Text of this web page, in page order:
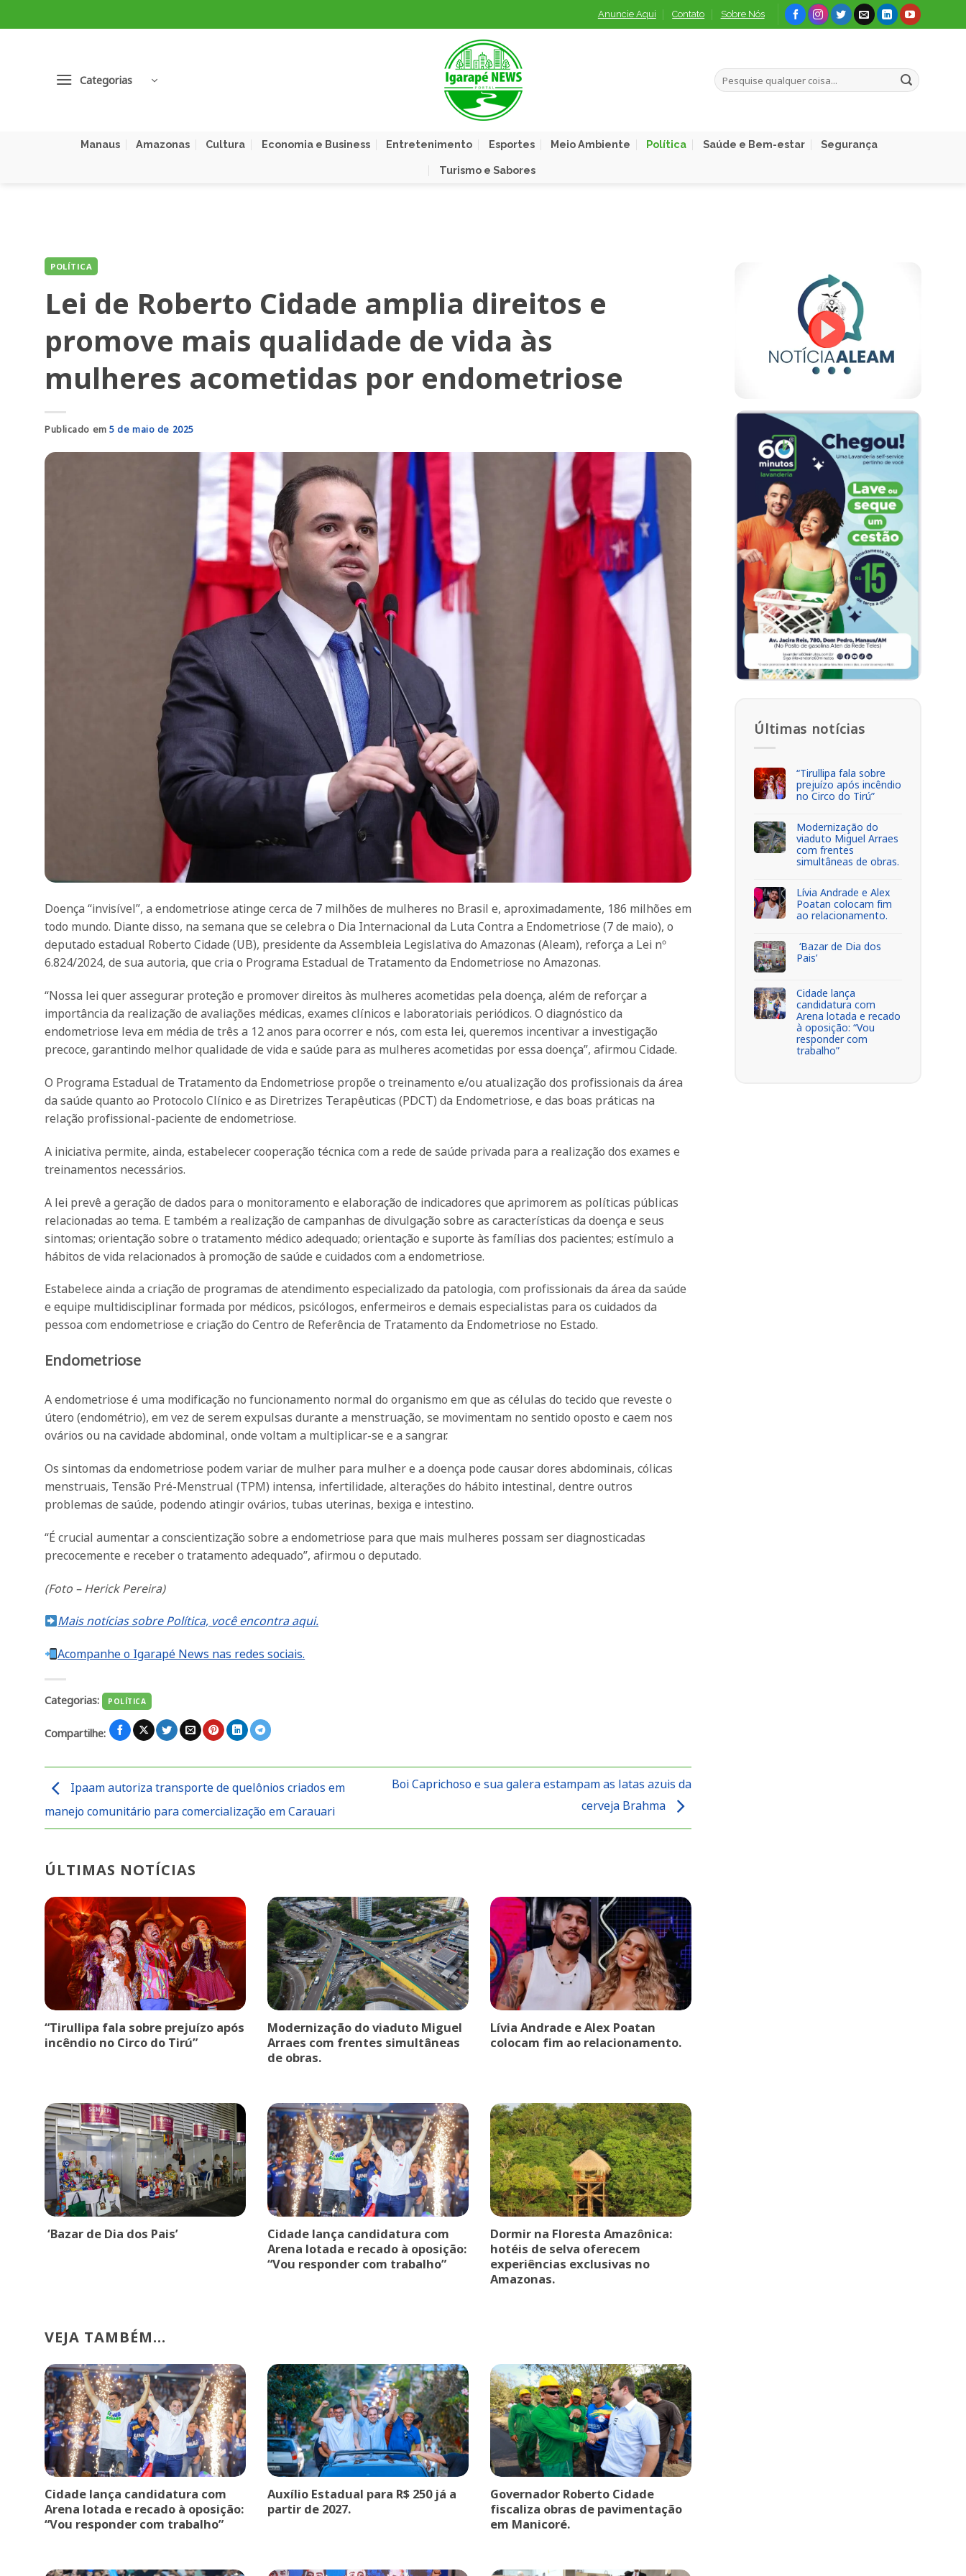
to
Anuncie Aqui Contato Sobre Nós
Categorias
Manaus Amazonas Cultura Economia e Business Entretenimento Esportes Meio Ambiente Política Saúde e Bem-estar Segurança
Turismo e Sabores
POLÍTICA
Lei de Roberto Cidade amplia direitos e
promove mais qualidade de vida às
mulheres acometidas por endometriose
Publicado em5 de maio de 2025
Doença “invisível”, a endometriose atinge cerca de 7 milhões de mulheres no Brasil e, aproximadamente, 186 milhões em
todo mundo. Diante disso, na semana que se celebra o Dia Internacional da Luta Contra a Endometriose (7 de maio), o
deputado estadual Roberto Cidade (UB), presidente da Assembleia Legislativa do Amazonas (Aleam), reforça a Lei nº
6.824/2024, de sua autoria, que cria o Programa Estadual de Tratamento da Endometriose no Amazonas.
“Nossa lei quer assegurar proteção e promover direitos às mulheres acometidas pela doença, além de reforçar a
importância da realização de avaliações médicas, exames clínicos e laboratoriais periódicos. O diagnóstico da
endometriose leva em média de três a 12 anos para ocorrer e nós, com esta lei, queremos incentivar a investigação
precoce, garantindo melhor qualidade de vida e saúde para as mulheres acometidas por essa doença”, afirmou Cidade.
O Programa Estadual de Tratamento da Endometriose propõe o treinamento e/ou atualização dos profissionais da área
da saúde quanto ao Protocolo Clínico e as Diretrizes Terapêuticas (PDCT) da Endometriose, e das boas práticas na
relação profissional-paciente de endometriose.
A iniciativa permite, ainda, estabelecer cooperação técnica com a rede de saúde privada para a realização dos exames e
treinamentos necessários.
A lei prevê a geração de dados para o monitoramento e elaboração de indicadores que aprimorem as políticas públicas
relacionadas ao tema. E também a realização de campanhas de divulgação sobre as características da doença e seus
sintomas; orientação sobre o tratamento médico adequado; orientação e suporte às famílias dos pacientes; estímulo a
hábitos de vida relacionados à promoção de saúde e cuidados com a endometriose.
Estabelece ainda a criação de programas de atendimento especializado da patologia, com profissionais da área da saúde
e equipe multidisciplinar formada por médicos, psicólogos, enfermeiros e demais especialistas para os cuidados da
pessoa com endometriose e criação do Centro de Referência de Tratamento da Endometriose no Estado.
Endometriose
A endometriose é uma modificação no funcionamento normal do organismo em que as células do tecido que reveste o
útero (endométrio), em vez de serem expulsas durante a menstruação, se movimentam no sentido oposto e caem nos
ovários ou na cavidade abdominal, onde voltam a multiplicar-se e a sangrar.
Os sintomas da endometriose podem variar de mulher para mulher e a doença pode causar dores abdominais, cólicas
menstruais, Tensão Pré-Menstrual (TPM) intensa, infertilidade, alterações do hábito intestinal, dentre outros
problemas de saúde, podendo atingir ovários, tubas uterinas, bexiga e intestino.
“É crucial aumentar a conscientização sobre a endometriose para que mais mulheres possam ser diagnosticadas
precocemente e receber o tratamento adequado”, afirmou o deputado.
(Foto – Herick Pereira)
Mais notícias sobre Política, você encontra aqui.
Acompanhe o Igarapé News nas redes sociais.
Categorias: POLÍTICA
Compartilhe:
Ipaam autoriza transporte de quelônios criados em
manejo comunitário para comercialização em Carauari
Boi Caprichoso e sua galera estampam as latas azuis da
cerveja Brahma
ÚLTIMAS NOTÍCIAS
“Tirullipa fala sobre prejuízo após
incêndio no Circo do Tirú”
Modernização do viaduto Miguel
Arraes com frentes simultâneas
de obras.
Lívia Andrade e Alex Poatan
colocam fim ao relacionamento.
‘Bazar de Dia dos Pais’
Cidade lança candidatura com
Arena lotada e recado à oposição:
“Vou responder com trabalho”
Dormir na Floresta Amazônica:
hotéis de selva oferecem
experiências exclusivas no
Amazonas.
VEJA TAMBÉM...
Cidade lança candidatura com
Arena lotada e recado à oposição:
“Vou responder com trabalho”
Auxílio Estadual para R$ 250 já a
partir de 2027.
Governador Roberto Cidade
fiscaliza obras de pavimentação
em Manicoré.
Últimas notícias
“Tirullipa fala sobre
prejuízo após incêndio
no Circo do Tirú”
Modernização do
viaduto Miguel Arraes
com frentes
simultâneas de obras.
Lívia Andrade e Alex
Poatan colocam fim
ao relacionamento.
‘Bazar de Dia dos
Pais’
Cidade lança
candidatura com
Arena lotada e recado
à oposição: “Vou
responder com
trabalho”